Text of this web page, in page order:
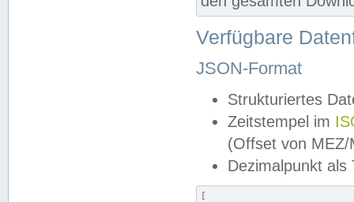
Verfügbare
JSON-Format
Strukturiertes
Zeitstempel im
(Offset von MEZ/
Dezimalpunkt als
[